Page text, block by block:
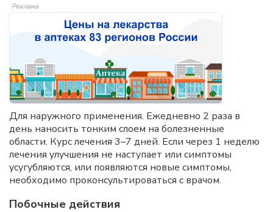
Реклама
Для наружного применения. Ежедневно 2 раза в
день наносить тонким слоем на болезненные
области. Курс лечения 3–7 дней. Если через 1 неделю
лечения улучшения не наступает или симптомы
усугубляются, или появляются новые симптомы,
необходимо проконсультироваться с врачом.
Побочные действия